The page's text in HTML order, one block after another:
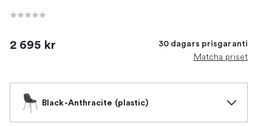
2 695 kr 30 dagars prisgaranti
Matcha priset
Black-Anthracite (plastic)